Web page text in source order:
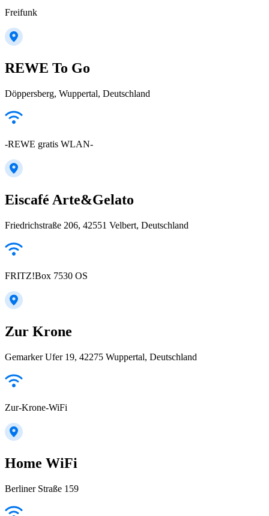
Freifunk
REWE To Go
Döppersberg, Wuppertal, Deutschland
-REWE gratis WLAN-
Eiscafé Arte&Gelato
Friedrichstraße 206, 42551 Velbert, Deutschland
FRITZ!Box 7530 OS
Zur Krone
Gemarker Ufer 19, 42275 Wuppertal, Deutschland
Zur-Krone-WiFi
Home WiFi
Berliner Straße 159